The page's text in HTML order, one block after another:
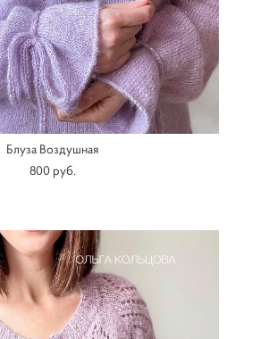
Блуза Воздушная
800 pуб.